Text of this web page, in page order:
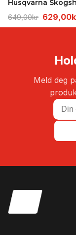
649,00kr
pris
629,00
Meld deg